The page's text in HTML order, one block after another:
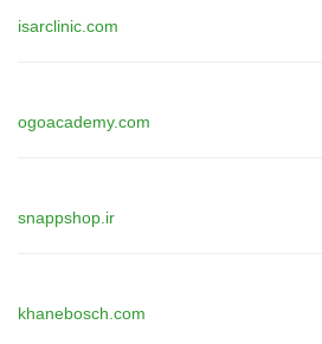
isarclinic.com
ogoacademy.com
snappshop.ir
khanebosch.com